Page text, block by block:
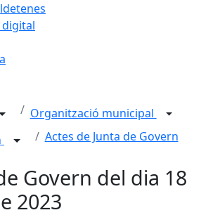
Organització municipal
Actes de Junta de Govern
Govern del dia 18
2023